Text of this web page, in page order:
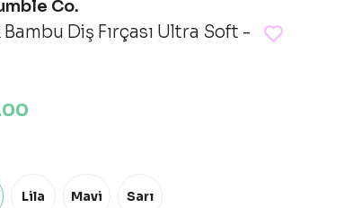
Co.
Diş Fırçası Ultra Soft -
Lila Mavi Sarı